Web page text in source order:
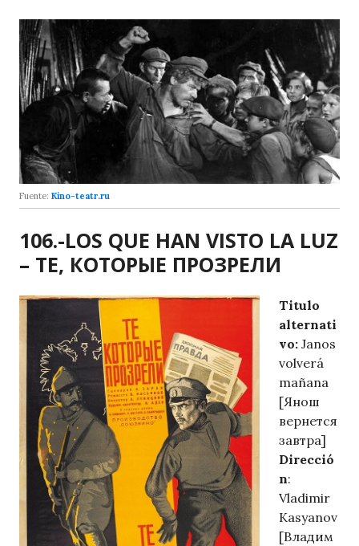
Fuente: Kino-teatr.ru
106.-LOS QUE HAN VISTO LA LUZ
– ТЕ, КОТОРЫЕ ПРОЗРЕЛИ
Titulo
alternati
vo: Janos
volverá
mañana
[Янош
вернется
завтра]
Direcció
n:
Vladimir
Kasyanov
[Владим